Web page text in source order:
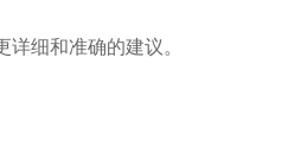
细和准确的建议。